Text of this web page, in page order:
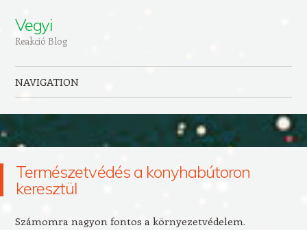
Vegyi
Reakció Blog
NAVIGATION
Természetvédés a konyhabútoron
keresztül
Számomra nagyon fontos a környezetvédelem.